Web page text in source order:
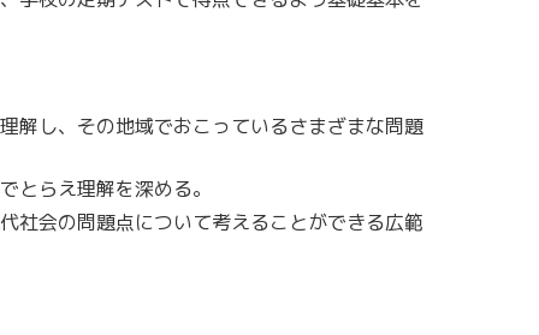
解し、その地域でおこっているさまざまな問題
とらえ理解を深める。
社会の問題点について考えることができる広範